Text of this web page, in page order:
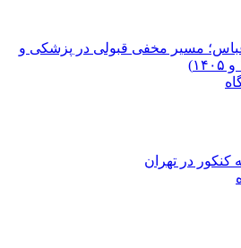
مسیر مخفی قبولی در پزشکی و
کنکور در تهران